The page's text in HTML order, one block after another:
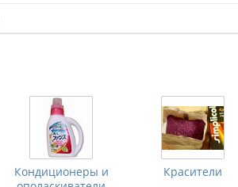
Кондиционеры и
Красители